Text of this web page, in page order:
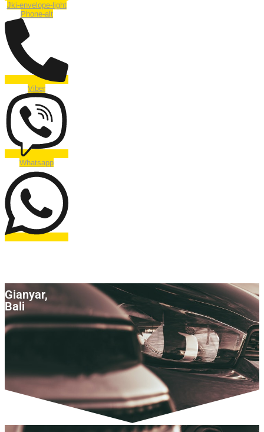
Jki-envelope-light
Phone-alt
Viber
Whatsapp
Gianyar,
Bali